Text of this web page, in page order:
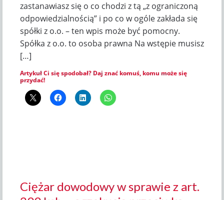
zastanawiasz się o co chodzi z tą „z ograniczoną
odpowiedzialnością” i po co w ogóle zakłada się
spółki z o.o. – ten wpis może być pomocny.
Spółka z o.o. to osoba prawna Na wstępie musisz
[…]
Artykuł Ci się spodobał? Daj znać komuś, komu może się
przydać!
Ciężar dowodowy w sprawie z art.